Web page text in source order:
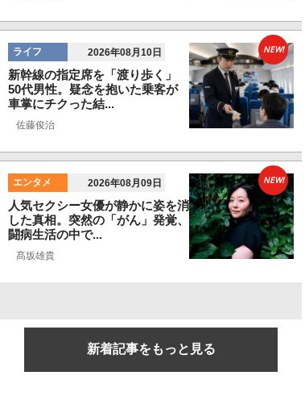
ライフ 2026年08月10日
新幹線の指定席を「渡り歩く」
50代男性。疑念を抱いた乗客が
車掌にチクった結...
佐藤俊治
NEW!
エンタメ 2026年08月09日
人気セクシー女優が静かに姿を消
した真相。突然の「がん」発覚、
闘病生活の中で...
髙坂雄貴
NEW!
新着記事をもっと見る